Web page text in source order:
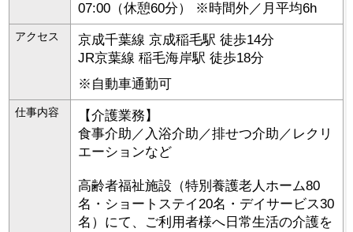
07:00（休憩60分） ※時間外／月平均6h
アクセス
京成千葉線 京成稲毛駅 徒歩14分
JR京葉線 稲毛海岸駅 徒歩18分
※自動車通勤可
仕事内容
【介護業務】
食事介助／入浴介助／排せつ介助／レクリ
エーションなど
高齢者福祉施設（特別養護老人ホーム80
名・ショートステイ20名・デイサービス30
名）にて、ご利用者様へ日常生活の介護を